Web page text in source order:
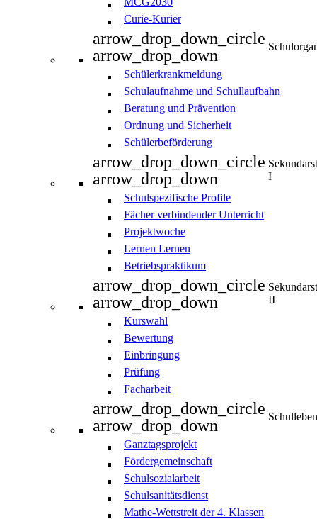
Curie-Kurier
arrow_drop_down_circle
arrow_drop_down
Schülerkrankmeldung
Schulaufnahme und Schullaufbahn
Beratung und Prävention
Ordnung und Sicherheit
Schülerbeförderung
arrow_drop_down_circle
arrow_drop_down
I
Schulspezifische Profile
Fächer verbindender Unterricht
Projektwoche
Lernen Lernen
Betriebspraktikum
arrow_drop_down_circle
arrow_drop_down
II
Kurswahl
Bewertung
Einbringung
Prüfung
Facharbeit
arrow_drop_down_circle
arrow_drop_down
Schulleben
Ganztagsprojekt
Fördergemeinschaft
Schulsozialarbeit
Schulsanitätsdienst
Mathe-Wettstreit der 4. Klassen